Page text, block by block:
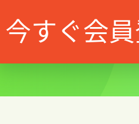
今すぐ会